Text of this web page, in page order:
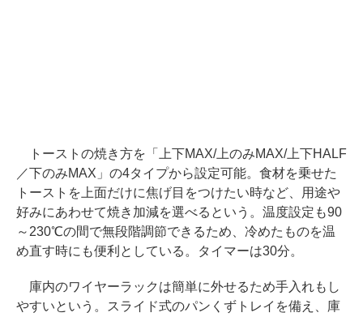
トーストの焼き方を「上下MAX/上のみMAX/上下HALF
／下のみMAX」の4タイプから設定可能。食材を乗せた
トーストを上面だけに焦げ目をつけたい時など、用途や
好みにあわせて焼き加減を選べるという。温度設定も90
～230℃の間で無段階調節できるため、冷めたものを温
め直す時にも便利としている。タイマーは30分。
庫内のワイヤーラックは簡単に外せるため手入れもし
やすいという。スライド式のパンくずトレイを備え、庫